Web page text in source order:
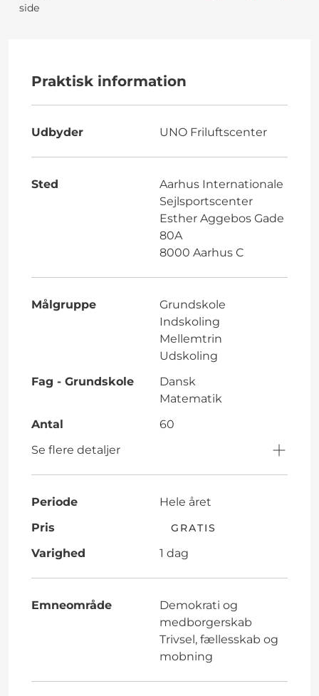
side
Praktisk information
Udbyder UNO Friluftscenter
Sted
Aarhus Internationale
Sejlsportscenter
Esther Aggebos Gade
80A
8000 Aarhus C
Målgruppe
Grundskole
Indskoling
Mellemtrin
Udskoling
Fag - Grundskole
Dansk
Matematik
Antal
60
Se flere detaljer
Periode
Hele året
Pris
GRATIS
Varighed 1 dag
Emneområde
Demokrati og
medborgerskab
Trivsel, fællesskab og
mobning